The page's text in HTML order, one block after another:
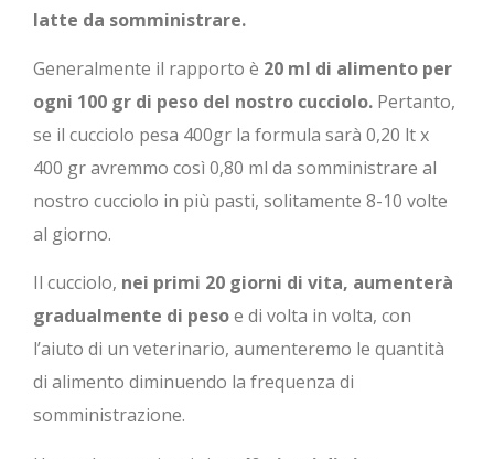
latte da somministrare.
Generalmente il rapporto è 20 ml di alimento per
ogni 100 gr di peso del nostro cucciolo. Pertanto,
se il cucciolo pesa 400gr la formula sarà 0,20 lt x
400 gr avremmo così 0,80 ml da somministrare al
nostro cucciolo in più pasti, solitamente 8-10 volte
al giorno.
Il cucciolo, nei primi 20 giorni di vita, aumenterà
gradualmente di pesoe di volta in volta, con
l’aiuto di un veterinario, aumenteremo le quantità
di alimento diminuendo la frequenza di
somministrazione.